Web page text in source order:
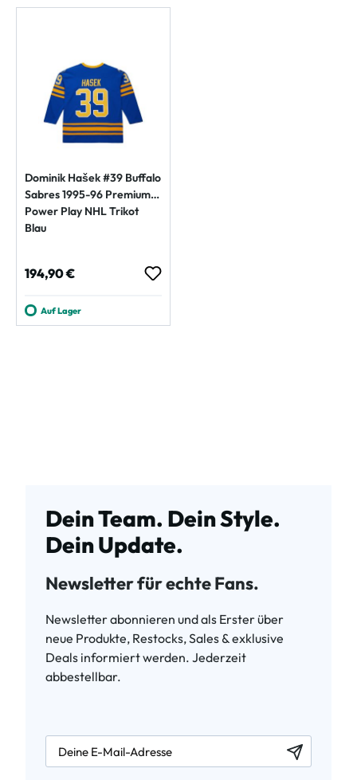
Dominik Hašek #39 Buffalo
Sabres 1995-96 Premium
Power Play NHL Trikot
Blau
Regulärer Preis:
194,90 €
Auf Lager
Dein Team. Dein Style.
Dein Update.
Newsletter für echte Fans.
Newsletter abonnieren und als Erster über
neue Produkte, Restocks, Sales & exklusive
Deals informiert werden. Jederzeit
abbestellbar.
newsletter.labelEmail